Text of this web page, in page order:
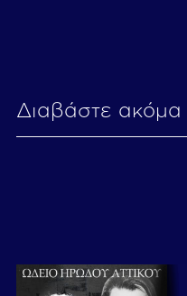
Διαβάστε ακόμα